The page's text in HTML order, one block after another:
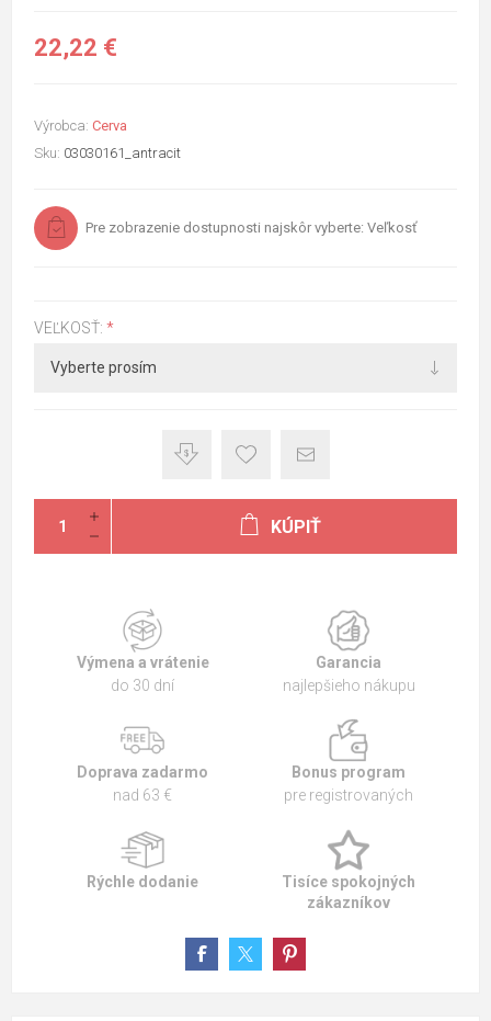
22,22 €
Výrobca: Cerva
Sku: 03030161_antracit
Pre zobrazenie dostupnosti najskôr vyberte: Veľkosť
VEĽKOSŤ: *
KÚPIŤ
Výmena a vrátenie
do 30 dní
Garancia
najlepšieho nákupu
Doprava zadarmo
nad 63 €
Bonus program
pre registrovaných
Rýchle dodanie
Tisíce spokojných
zákazníkov